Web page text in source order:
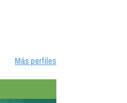
Más perfiles